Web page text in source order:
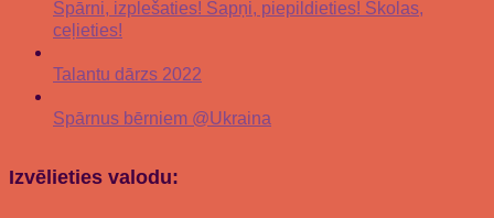
Spārni, izplešaties! Sapņi, piepildieties! Skolas,
ceļieties!
Talantu dārzs 2022
Spārnus bērniem @Ukraina
Izvēlieties valodu: